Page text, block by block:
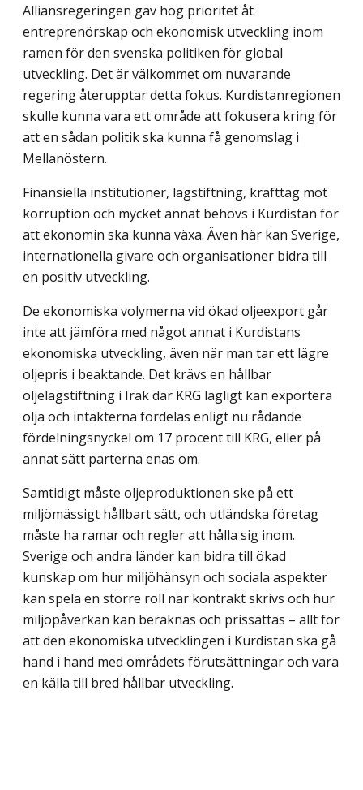
Alliansregeringen gav hög prioritet åt
entreprenörskap och ekonomisk utveckling inom
ramen för den svenska politiken för global
utveckling. Det är välkommet om nuvarande
regering återupptar detta fokus. Kurdistanregionen
skulle kunna vara ett område att fokusera kring för
att en sådan politik ska kunna få genomslag i
Mellanöstern.
Finansiella institutioner, lagstiftning, krafttag mot
korruption och mycket annat behövs i Kurdistan för
att ekonomin ska kunna växa. Även här kan Sverige,
internationella givare och organisationer bidra till
en positiv utveckling.
De ekonomiska volymerna vid ökad oljeexport går
inte att jämföra med något annat i Kurdistans
ekonomiska utveckling, även när man tar ett lägre
oljepris i beaktande. Det krävs en hållbar
oljelagstiftning i Irak där KRG lagligt kan exportera
olja och intäkterna fördelas enligt nu rådande
fördelningsnyckel om 17 procent till KRG, eller på
annat sätt parterna enas om.
Samtidigt måste oljeproduktionen ske på ett
miljömässigt hållbart sätt, och utländska företag
måste ha ramar och regler att hålla sig inom.
Sverige och andra länder kan bidra till ökad
kunskap om hur miljöhänsyn och sociala aspekter
kan spela en större roll när kontrakt skrivs och hur
miljöpåverkan kan beräknas och prissättas – allt för
att den ekonomiska utvecklingen i Kurdistan ska gå
hand i hand med områdets förutsättningar och vara
en källa till bred hållbar utveckling.